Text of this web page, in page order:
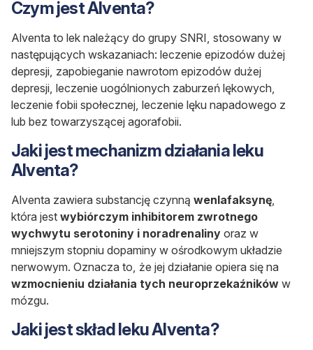
Czym jest Alventa?
Alventa to lek należący do grupy SNRI, stosowany w
następujących wskazaniach: leczenie epizodów dużej
depresji, zapobieganie nawrotom epizodów dużej
depresji, leczenie uogólnionych zaburzeń lękowych,
leczenie fobii społecznej, leczenie lęku napadowego z
lub bez towarzyszącej agorafobii.
Jaki jest mechanizm działania leku
Alventa?
Alventa zawiera substancję czynną wenlafaksynę,
która jest wybiórczym inhibitorem zwrotnego
wychwytu serotoniny i noradrenaliny oraz w
mniejszym stopniu dopaminy w ośrodkowym układzie
nerwowym. Oznacza to, że jej działanie opiera się na
wzmocnieniu działania tych neuroprzekaźników w
mózgu.
Jaki jest skład leku Alventa?